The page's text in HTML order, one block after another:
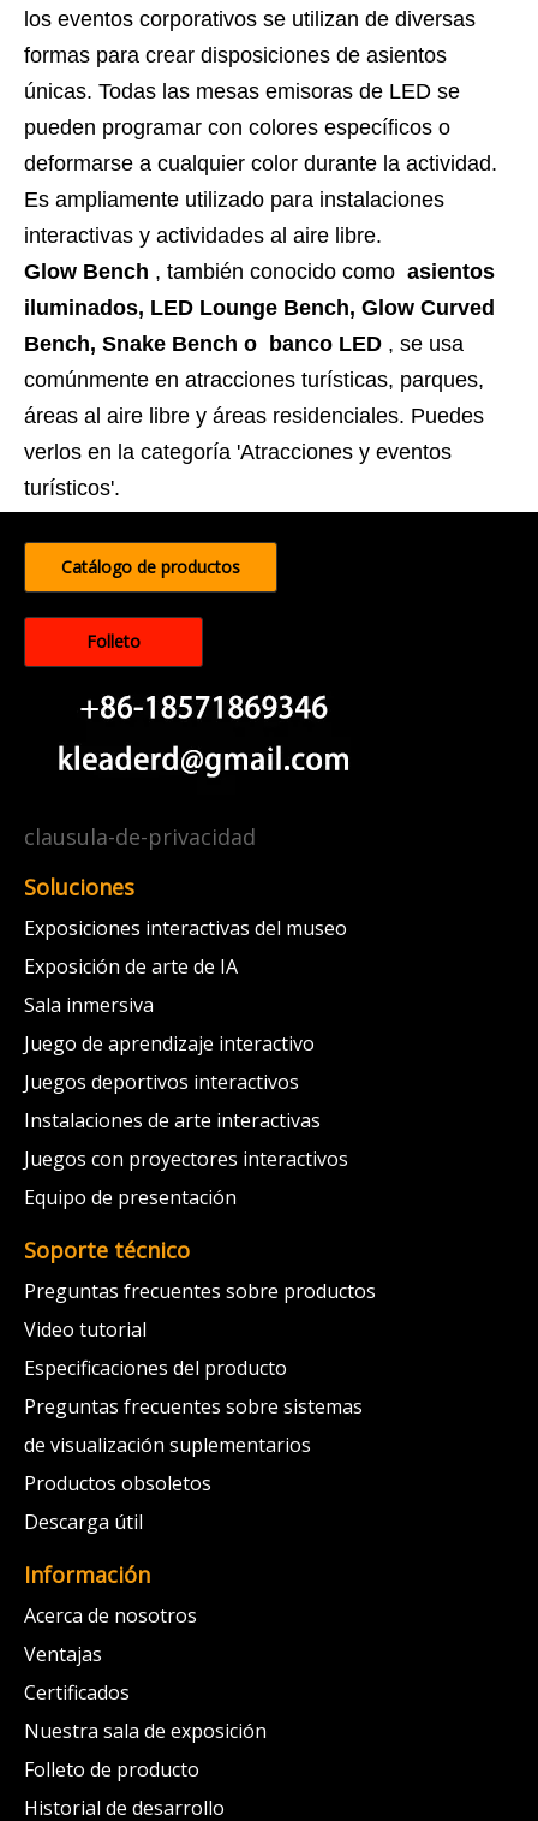
los eventos corporativos se utilizan de diversas
formas para crear disposiciones de asientos
únicas. Todas las mesas emisoras de LED se
pueden programar con colores específicos o
deformarse a cualquier color durante la actividad.
Es ampliamente utilizado para instalaciones
interactivas y actividades al aire libre.
Glow Bench , también conocido como asientos
iluminados, LED Lounge Bench, Glow Curved
Bench, Snake Bench o banco LED , se usa
comúnmente en atracciones turísticas, parques,
áreas al aire libre y áreas residenciales. Puedes
verlos en la categoría 'Atracciones y eventos
turísticos'.
Catálogo de productos
Folleto
clausula-de-privacidad
Soluciones
Exposiciones interactivas del museo
Exposición de arte de IA
Sala inmersiva
Juego de aprendizaje interactivo
Juegos deportivos interactivos
Instalaciones de arte interactivas
Juegos con proyectores interactivos
Equipo de presentación
Soporte técnico
Preguntas frecuentes sobre productos
Video tutorial
Especificaciones del producto
Preguntas frecuentes sobre sistemas
de visualización suplementarios
Productos obsoletos
Descarga útil
Información
Acerca de nosotros
Ventajas
Certificados
Nuestra sala de exposición
Folleto de producto
Historial de desarrollo